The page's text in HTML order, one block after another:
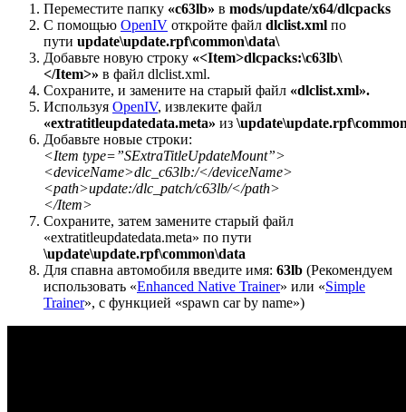
Переместите папку «c63lb» в mods/update/x64/dlcpacks
С помощью OpenIV откройте файл dlclist.xml по
пути update\update.rpf\common\data\
Добавьте новую строку «<Item>dlcpacks:\c63lb\
</Item>» в файл dlclist.xml.
Сохраните, и замените на старый файл «dlclist.xml».
Используя OpenIV, извлеките файл
«extratitleupdatedata.meta» из
Добавьте новые строки:
<Item type=”SExtraTitleUpdateMount”>
<deviceName>dlc_c63lb:/</deviceName>
<path>update:/dlc_patch/c63lb/</path>
</Item>
Сохраните, затем замените старый файл
«extratitleupdatedata.meta» по пути
\update\update.rpf\common\data
Для спавна автомобиля введите имя: 63lb (Рекомендуем
использовать «Enhanced Native Trainer» или «Simple
Trainer», с функцией «spawn car by name»)